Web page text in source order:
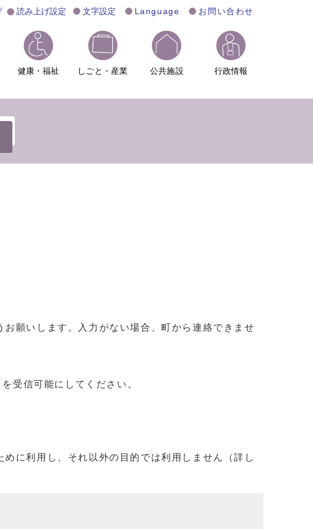
読み上げ設定 文字設定 Language お問い合わせ
健康・福祉 しごと・産業 公共施設 行政情報
願いします。入力がない場合、町から連絡できませ
受信可能にしてください。
に利用し、それ以外の目的では利用しません（詳し